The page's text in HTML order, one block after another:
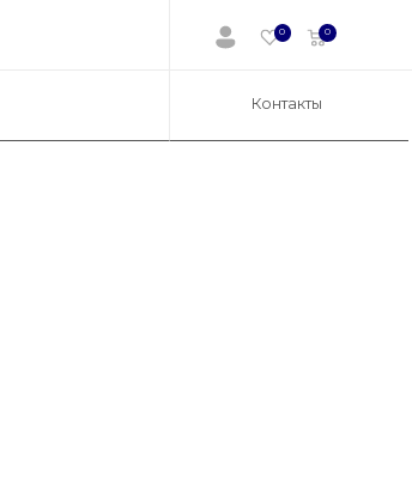
0 0
Контакты